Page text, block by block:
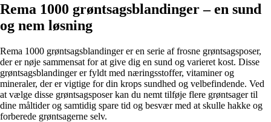
Rema 1000 grøntsagsblandinger – en sund
og nem løsning
Rema 1000 grøntsagsblandinger er en serie af frosne grøntsagsposer,
der er nøje sammensat for at give dig en sund og varieret kost. Disse
grøntsagsblandinger er fyldt med næringsstoffer, vitaminer og
mineraler, der er vigtige for din krops sundhed og velbefindende. Ved
at vælge disse grøntsagsposer kan du nemt tilføje flere grøntsager til
dine måltider og samtidig spare tid og besvær med at skulle hakke og
forberede grøntsagerne selv.